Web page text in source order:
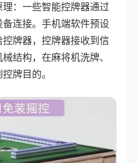
：一些智能控牌器通过
连接。手机端软件预设
牌器，控牌器接收到信
结构，在麻将机洗牌、
牌目的。